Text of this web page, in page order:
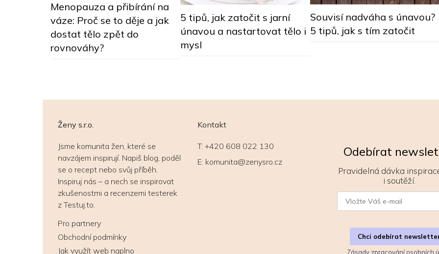
Menopauza a přibírání na
váze: Proč se to děje a jak
dostat tělo zpět do
rovnováhy?
5 tipů, jak zatočit s jarní
únavou a nastartovat tělo i
mysl
Souvisí nadváha s únavou?
5 tipů, jak s tím zatočit
Ženy s.r.o.
Jsme komunita žen, které se
navzájem inspirují. Napiš blog, poděl
se o recept nebo svůj příběh.
Inspiruj nás – a nech se inspirovat
zkušenostmi a recenzemi testerek
z Testuj.to.
Pro partnery
Obchodní podmínky
Jak využít web naplno
Kontakt
T: +420 608 022 130
E: komunita@zenysro.cz
Odebírat
Pravidelná dávka
i soutěží.
Chci odebírat
Zásady zpracování osobních